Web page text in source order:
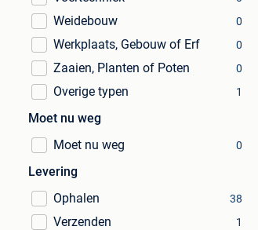
Weidebouw 0
Werkplaats, Gebouw of Erf 0
Zaaien, Planten of Poten 0
Overige typen 1
Moet nu weg
Moet nu weg
0
Levering
Ophalen
38
Verzenden 1